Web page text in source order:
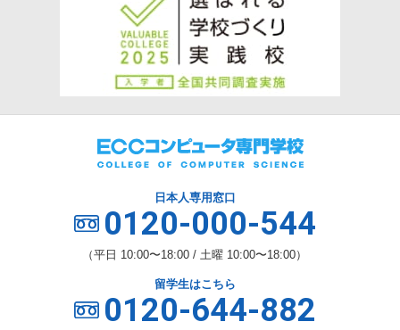
日本人専用窓口
0120-000-544
（平日 10:00〜18:00 / 土曜 10:00〜18:00）
留学生はこちら
0120-644-882